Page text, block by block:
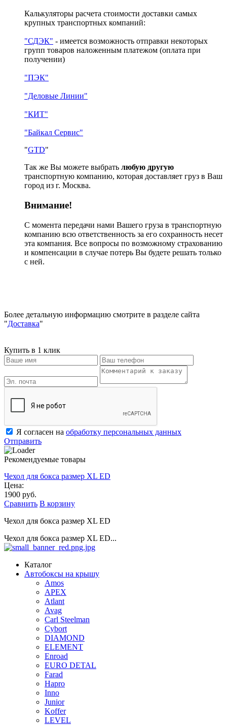
Калькуляторы расчета стоимости доставки самых
крупных транспортных компаний:
"СДЭК" - имеется возможность отправки некоторых
групп товаров наложенным платежом (оплата при
получении)
"ПЭК"
"Деловые Линии"
"КИТ"
"Байкал Сервис"
"GTD"
Так же Вы можете выбрать любую другую
транспортную компанию, которая доставляет груз в Ваш
город из г. Москва.
Внимание!
С момента передачи нами Вашего груза в транспортную
компанию всю ответственность за его сохранность несет
эта компания. Все вопросы по возможному страхованию
и компенсации в случае потерь Вы будете решать только
с ней.
Более детальную информацию смотрите в разделе сайта
"Доставка"
Купить в 1 клик
Я согласен на обработку персональных данных
Отправить
Рекомендуемые товары
Чехол для бокса размер XL ED
Цена:
1900 руб.
Сравнить В корзину
Чехол для бокса размер XL ED
Чехол для бокса размер XL ED...
Каталог
Автобоксы на крышу
Amos
APEX
Atlant
Avag
Carl Steelman
Cybort
DIAMOND
ELEMENT
Enroad
EURO DETAL
Farad
Hapro
Inno
Junior
Koffer
LEVEL